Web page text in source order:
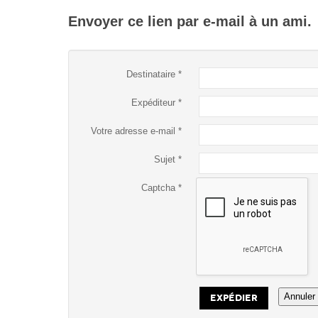
Envoyer ce lien par e-mail à un ami.
Destinataire *
Expéditeur *
Votre adresse e-mail *
Sujet *
Captcha*
EXPÉDIER Annuler